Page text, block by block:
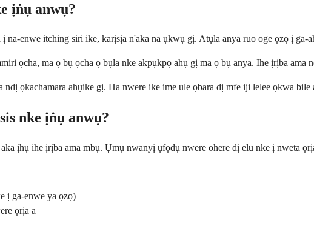
ịṅụ anwụ?
enwe itching siri ike, karịsịa n'aka na ụkwụ gị. Atụla anya ruo oge ọzọ ị ga-
ọcha, ma ọ bụ ọcha ọ bụla nke akpụkpọ ahụ gị ma ọ bụ anya. Ihe ịrịba ama
ọkachamara ahụike gị. Ha nwere ike ime ule ọbara dị mfe iji lelee ọkwa bile
nke ịṅụ anwụ?
ịhụ ihe ịrịba ama mbụ. Ụmụ nwanyị ụfọdụ nwere ohere dị elu nke ị nweta
ị ga-enwe ya ọzọ)
ọrịa a